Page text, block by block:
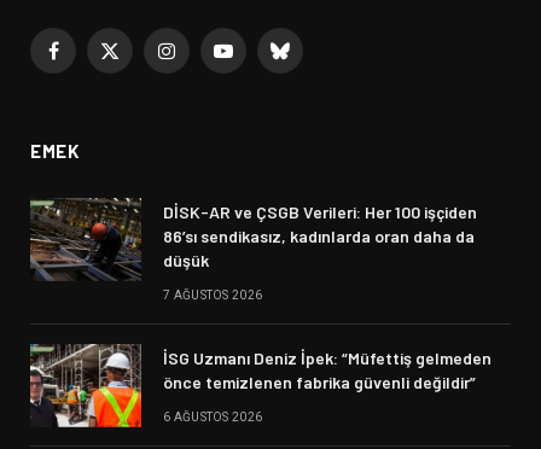
Facebook
X
InstagramYouTubeBluesky
EMEK
DİSK-AR ve ÇSGB Verileri: Her 100 işçiden
86’sı sendikasız, kadınlarda oran daha da
düşük
7 AĞUSTOS 2026
İSG Uzmanı Deniz İpek: “Müfettiş gelmeden
önce temizlenen fabrika güvenli değildir”
6 AĞUSTOS 2026